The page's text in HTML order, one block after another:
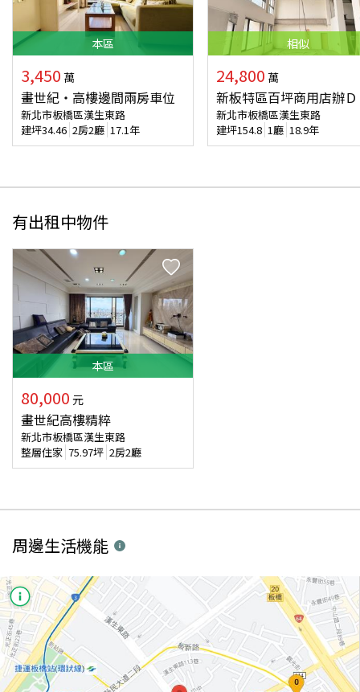
本區
3,450 萬
畫世紀‧高樓邊間兩房車位
新北市板橋區漢生東路
建坪34.46 2房2廳 17.1年
相似
24,800 萬
新板特區百坪商用店辦Ｄ
新北市板橋區漢生東路
建坪154.8 1廳 18.9年
有出租中物件
本區
80,000 元
畫世紀高樓精粹
新北市板橋區漢生東路
整層住家 75.97坪 2房2廳
周邊生活機能